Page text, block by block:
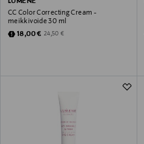
CC Color Correcting Cream -
meikkivoide 30 ml
Discounted Price
18,00 € Original Price
24,50 €